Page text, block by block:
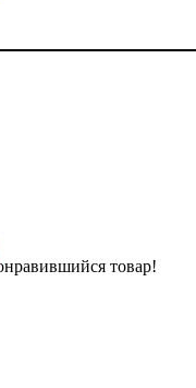
товар!